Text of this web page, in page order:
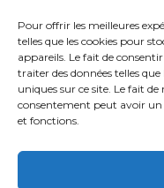
Pour offrir les meilleures
telles que les cookies pour
appareils. Le fait de
traiter des données telles
uniques sur ce site. Le fait
consentement peut avoir un
et fonctions.
Conditions